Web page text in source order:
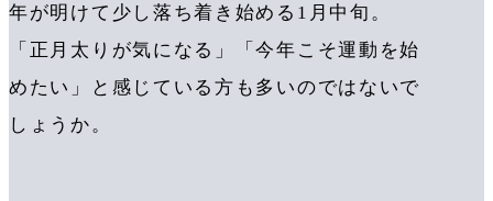
年が明けて少し落ち着き始める1月中旬。
「正月太りが気になる」「今年こそ運動を始
めたい」と感じている方も多いのではないで
しょうか。